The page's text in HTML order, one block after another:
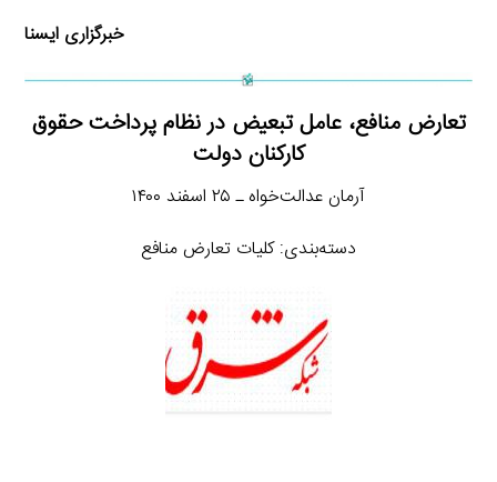
خبرگزاری ایسنا
تعارض منافع، عامل تبعیض در نظام پرداخت حقوق
کارکنان دولت
آرمان عدالت‌خواه ـ ۲۵ اسفند ۱۴۰۰
دسته‌بندی: کلیات تعارض منافع